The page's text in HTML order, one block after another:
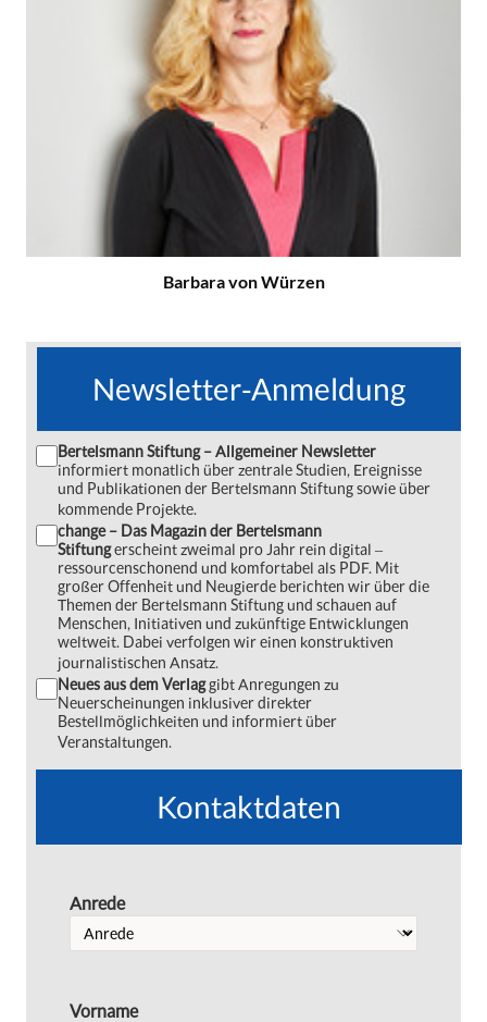
Barbara von Würzen
Newsletter-Anmeldung
Bertelsmann Stiftung – Allgemeiner Newsletter
informiert monatlich über zentrale Studien, Ereignisse
und Publikationen der Bertelsmann Stiftung sowie über
kommende Projekte.
change – Das Magazin der Bertelsmann
Stiftungerscheint zweimal pro Jahr rein digital ‒
ressourcenschonend und komfortabel als PDF. Mit
großer Offenheit und Neugierde berichten wir über die
Themen der Bertelsmann Stiftung und schauen auf
Menschen, Initiativen und zukünftige Entwicklungen
weltweit. Dabei verfolgen wir einen konstruktiven
journalistischen Ansatz.
Neues aus dem Verlaggibt Anregungen zu
Neuerscheinungen inklusiver direkter
Bestellmöglichkeiten und informiert über
Veranstaltungen.
Kontaktdaten
Anrede
Vorname